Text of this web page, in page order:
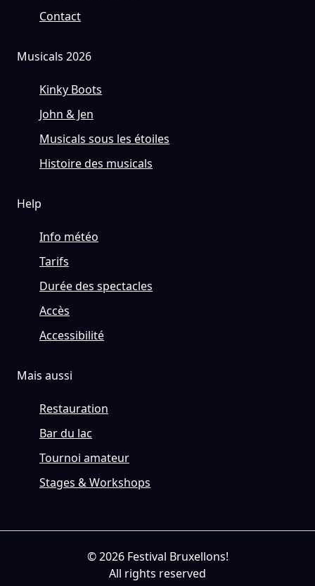
Contact
Musicals 2026
Kinky Boots
John & Jen
Musicals sous les étoiles
Histoire des musicals
Help
Info météo
Tarifs
Durée des spectacles
Accès
Accessibilité
Mais aussi
Restauration
Bar du lac
Tournoi amateur
Stages & Workshops
© 2026 Festival Bruxellons!
All rights reserved